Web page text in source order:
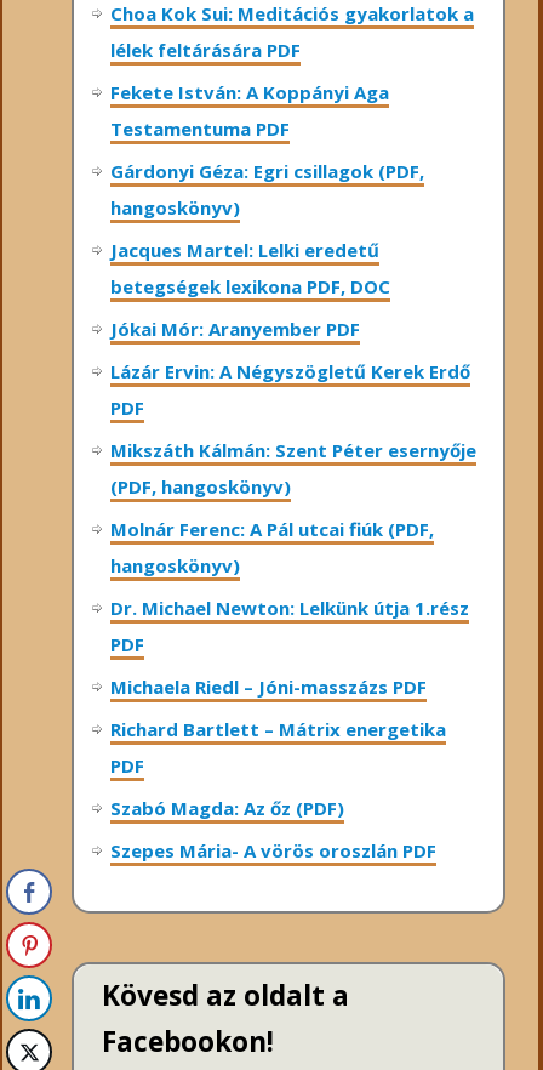
Choa Kok Sui: Meditációs gyakorlatok a
lélek feltárására PDF
Fekete István: A Koppányi Aga
Testamentuma PDF
Gárdonyi Géza: Egri csillagok (PDF,
hangoskönyv)
Jacques Martel: Lelki eredetű
betegségek lexikona PDF, DOC
Jókai Mór: Aranyember PDF
Lázár Ervin: A Négyszögletű Kerek Erdő
PDF
Mikszáth Kálmán: Szent Péter esernyője
(PDF, hangoskönyv)
Molnár Ferenc: A Pál utcai fiúk (PDF,
hangoskönyv)
Dr. Michael Newton: Lelkünk útja 1.rész
PDF
Michaela Riedl – Jóni-masszázs PDF
Richard Bartlett – Mátrix energetika
PDF
Szabó Magda: Az őz (PDF)
Szepes Mária- A vörös oroszlán PDF
Kövesd az oldalt a
Facebookon!